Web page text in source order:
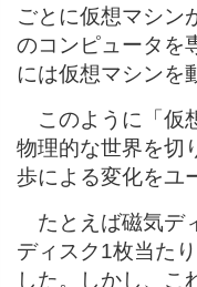
ごとに仮想マシン
のコンピュータを
には仮想マシンを
このように「仮
物理的な世界を切
歩による変化をユ
たとえば磁気デ
ディスク1枚当た
した。しかし、こ